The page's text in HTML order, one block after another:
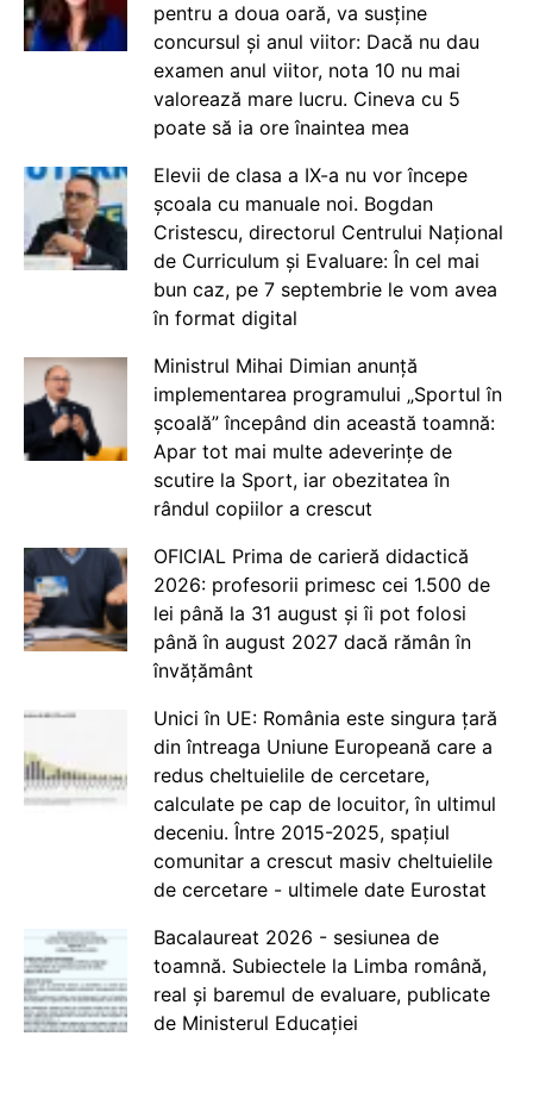
pentru a doua oară, va susține
concursul și anul viitor: Dacă nu dau
examen anul viitor, nota 10 nu mai
valorează mare lucru. Cineva cu 5
poate să ia ore înaintea mea
Elevii de clasa a IX-a nu vor începe
școala cu manuale noi. Bogdan
Cristescu, directorul Centrului Național
de Curriculum și Evaluare: În cel mai
bun caz, pe 7 septembrie le vom avea
în format digital
Ministrul Mihai Dimian anunță
implementarea programului „Sportul în
școală” începând din această toamnă:
Apar tot mai multe adeverințe de
scutire la Sport, iar obezitatea în
rândul copiilor a crescut
OFICIAL Prima de carieră didactică
2026: profesorii primesc cei 1.500 de
lei până la 31 august și îi pot folosi
până în august 2027 dacă rămân în
învățământ
Unici în UE: România este singura țară
din întreaga Uniune Europeană care a
redus cheltuielile de cercetare,
calculate pe cap de locuitor, în ultimul
deceniu. Între 2015-2025, spațiul
comunitar a crescut masiv cheltuielile
de cercetare - ultimele date Eurostat
Bacalaureat 2026 - sesiunea de
toamnă. Subiectele la Limba română,
real și baremul de evaluare, publicate
de Ministerul Educației